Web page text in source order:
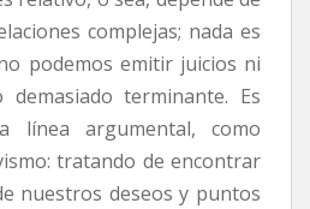
complejas; nada es
podemos emitir juicios ni
terminante. Es
línea argumental, como
tratando de encontrar
nuestros deseos y puntos